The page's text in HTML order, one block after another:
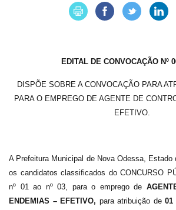
EDITAL DE CONVOCAÇÃO Nº
DISPÕE SOBRE A CONVOCAÇÃO PARA
PARA O EMPREGO DE AGENTE DE
EFETIVO.
A Prefeitura Municipal de Nova Odessa,
os candidatos classificados do CONCURSO
nº 01 ao nº 03, para o emprego de
ENDEMIAS – EFETIVO, para atribuição de01